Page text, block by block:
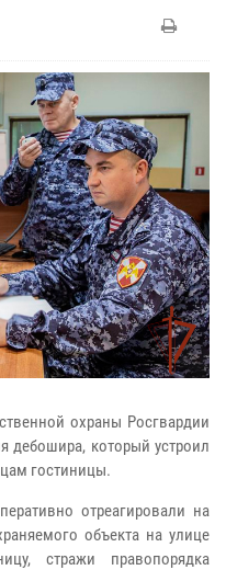
охраны Росгвардии
дебошира, который устроил
гостиницы.
отреагировали на
объекта на улице
стражи правопорядка